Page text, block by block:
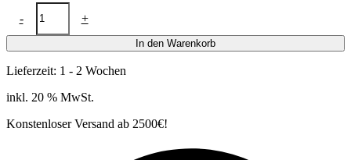
-
Kaysun
Multi-
Suite
Klima
für
4
Innengeräte
1
+
In den Warenkorb
Lieferzeit: 1 - 2 Wochen
inkl. 20 % MwSt.
Konstenloser Versand ab 2500€!